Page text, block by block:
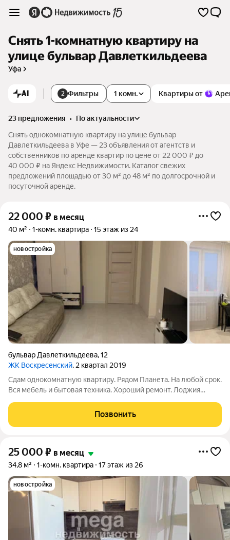
Снять 1-комнатную квартиру на
улице бульвар Давлеткильдеева
Уфа
AI 2 Фильтры Квартиры от
1 комн.
23 предложения •
по актуальности
Снять однокомнатную квартиру на улице бульвар
Давлеткильдеева в Уфе — 23 объявления от агентств и
собственников по аренде квартир по цене от 22 000 ₽ до
40 000 ₽ на Яндекс Недвижимости. Каталог свежих
предложений площадью от 30 м² до 48 м² по долгосрочной и
посуточной аренде.
22 000 ₽ в месяц
40 м² 1-комн. квартира 15 этаж из 24
новостройка
бульвар Давлеткильдеева,12
ЖК Воскресенский, 2 квартал 2019
Сдам однокомнатную квартиру. Рядом Планета. На любой срок.
Вся мебель и бытовая техника. Хороший ремонт. Лоджия
все необходимое для комфортной жизни: школа, садик,
магазины, транспортная
Позвонить
25 000 ₽ в месяц
34,8 м² 1-комн. квартира 17 этаж из 26
новостройка